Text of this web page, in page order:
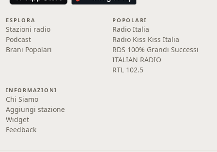
ESPLORA
Stazioni radio
Podcast
Brani Popolari
POPOLARI
Radio Italia
Radio Kiss Kiss Italia
RDS 100% Grandi Successi
ITALIAN RADIO
RTL 102.5
INFORMAZIONI
Chi Siamo
Aggiungi stazione
Widget
Feedback